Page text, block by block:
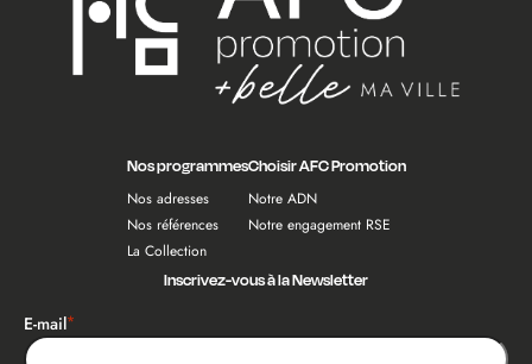
Nos programmes
Nos adresses
Nos références
La Collection
Choisir AFC Promotion
Notre ADN
Notre engagement RSE
Inscrivez-vous à la Newsletter
E-mail*